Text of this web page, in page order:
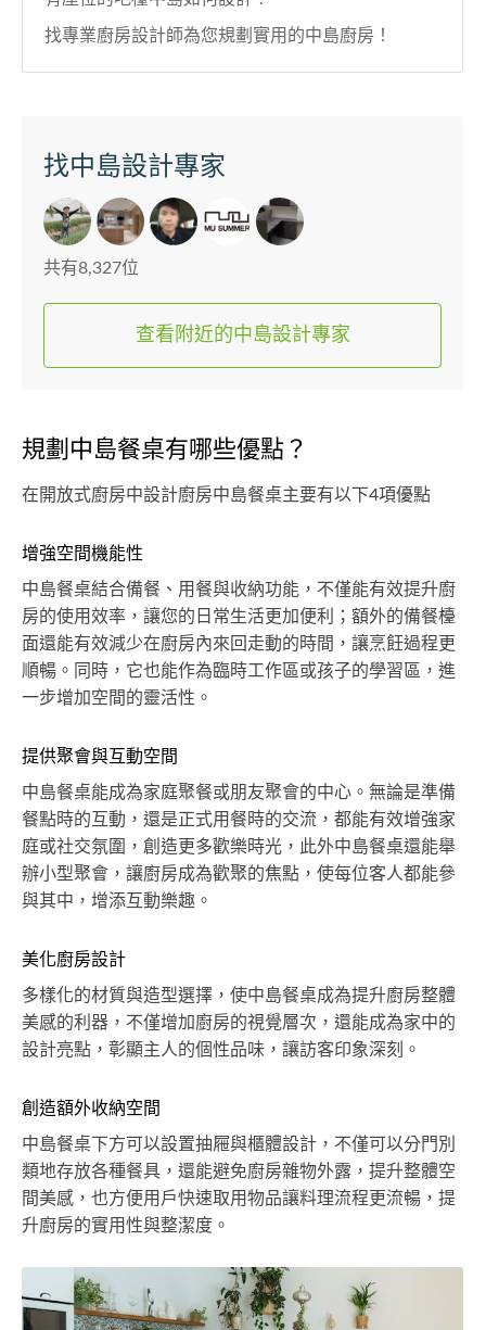
找專業廚房設計師為您規劃實用的中島廚房！
找中島設計專家
共有8,327位
查看附近的中島設計專家
規劃中島餐桌有哪些優點？
在開放式廚房中設計廚房中島餐桌主要有以下4項優點
增強空間機能性
中島餐桌結合備餐、用餐與收納功能，不僅能有效提升廚
房的使用效率，讓您的日常生活更加便利；額外的備餐檯
面還能有效減少在廚房內來回走動的時間，讓烹飪過程更
順暢。同時，它也能作為臨時工作區或孩子的學習區，進
一步增加空間的靈活性。
提供聚會與互動空間
中島餐桌能成為家庭聚餐或朋友聚會的中心。無論是準備
餐點時的互動，還是正式用餐時的交流，都能有效增強家
庭或社交氛圍，創造更多歡樂時光，此外中島餐桌還能舉
辦小型聚會，讓廚房成為歡聚的焦點，使每位客人都能參
與其中，增添互動樂趣。
美化廚房設計
多樣化的材質與造型選擇，使中島餐桌成為提升廚房整體
美感的利器，不僅增加廚房的視覺層次，還能成為家中的
設計亮點，彰顯主人的個性品味，讓訪客印象深刻。
創造額外收納空間
中島餐桌下方可以設置抽屜與櫃體設計，不僅可以分門別
類地存放各種餐具，還能避免廚房雜物外露，提升整體空
間美感，也方便用戶快速取用物品讓料理流程更流暢，提
升廚房的實用性與整潔度。